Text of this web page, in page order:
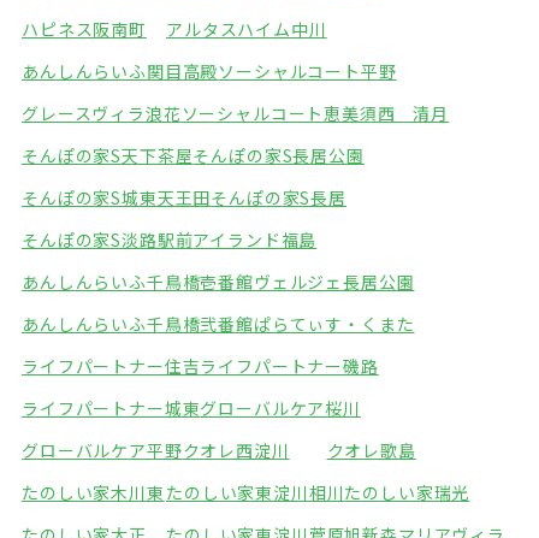
ハピネス阪南町
アルタスハイム中川
あんしんらいふ関目高殿ソーシャルコート平野
グレースヴィラ浪花ソーシャルコート恵美須西 清月
そんぽの家S天下茶屋そんぽの家S長居公園
そんぽの家S城東天王田そんぽの家S長居
そんぽの家S淡路駅前アイランド福島
あんしんらいふ千鳥橋壱番館ヴェルジェ長居公園
あんしんらいふ千鳥橋弐番館ぱらてぃす・くまた
ライフパートナー住吉ライフパートナー磯路
ライフパートナー城東グローバルケア桜川
グローバルケア平野クオレ西淀川
クオレ歌島
たのしい家木川東 たのしい家東淀川相川たのしい家瑞光